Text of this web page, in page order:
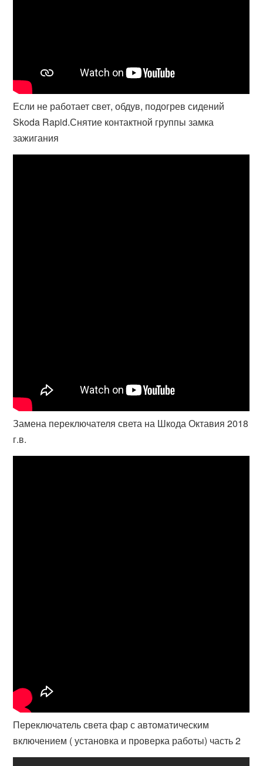
Если не работает свет, обдув, подогрев сидений
Skoda Rapid.Снятие контактной группы замка
зажигания
Замена переключателя света на Шкода Октавия 2018
г.в.
Переключатель света фар с автоматическим
включением ( установка и проверка работы) часть 2